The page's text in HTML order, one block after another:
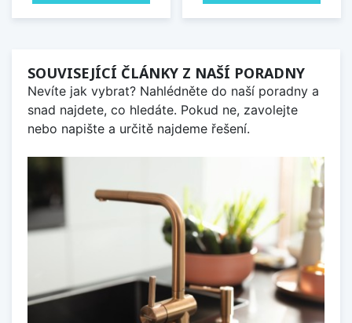
SOUVISEJÍCÍ ČLÁNKY Z NAŠÍ PORADNY
Nevíte jak vybrat? Nahlédněte do naší poradny a
snad najdete, co hledáte. Pokud ne, zavolejte
nebo napište a určitě najdeme řešení.